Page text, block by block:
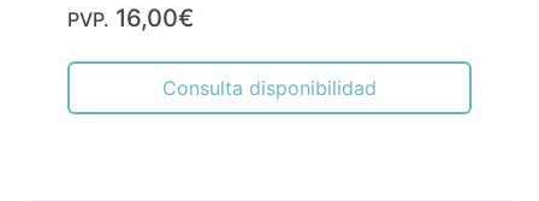
PVP. 16,00€
Consulta disponibilidad